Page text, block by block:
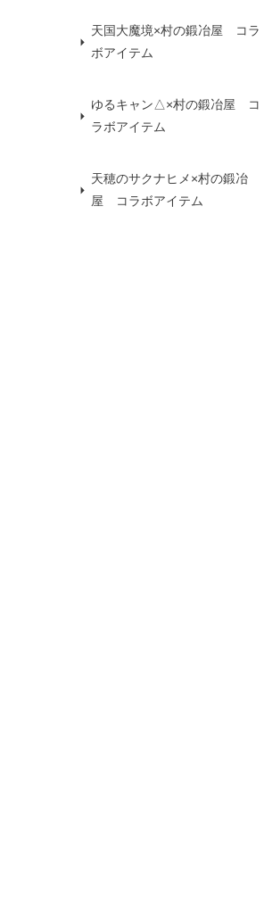
天国大魔境×村の鍛冶屋 コラ
ボアイテム
ゆるキャン△×村の鍛冶屋 コ
ラボアイテム
天穂のサクナヒメ×村の鍛冶
屋 コラボアイテム